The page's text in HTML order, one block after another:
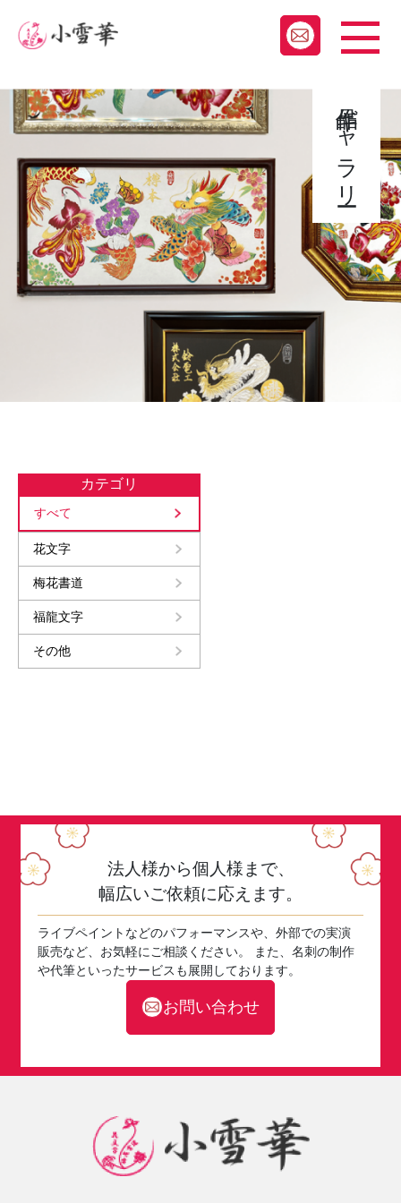
作品ギャラリー
カテゴリ
すべて
花文字
梅花書道
福龍文字
その他
法人様から個人様まで、
幅広いご依頼に応えます。
ライブペイントなどのパフォーマンスや、外部での実演
販売など、お気軽にご相談ください。 また、名刺の制作
や代筆といったサービスも展開しております。
お問い合わせ